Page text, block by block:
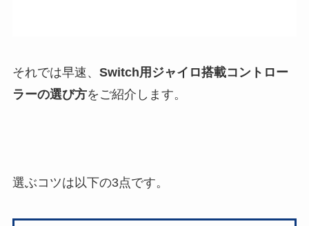
それでは早速、 Switch用ジャイロ搭載コントロー
ラーの選び方をご紹介します。
選ぶコツは以下の3点です。